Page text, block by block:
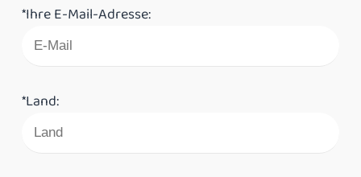
*Ihre E-Mail-Adresse:
*Land: